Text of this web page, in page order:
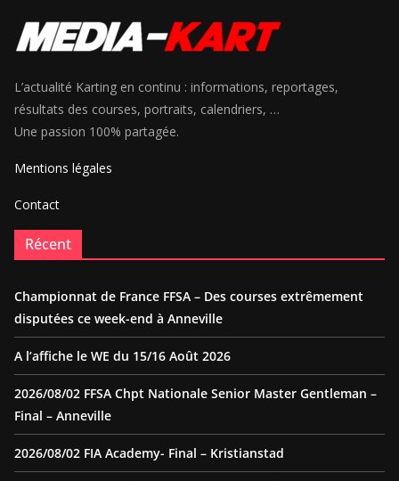
L’actualité Karting en continu : informations, reportages,
résultats des courses, portraits, calendriers, …
Une passion 100% partagée.
Mentions légales
Contact
Récent
Championnat de France FFSA – Des courses extrêmement
disputées ce week-end à Anneville
A l’affiche le WE du 15/16 Août 2026
2026/08/02 FFSA Chpt Nationale Senior Master Gentleman –
Final – Anneville
2026/08/02 FIA Academy- Final – Kristianstad